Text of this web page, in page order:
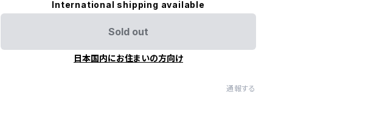
International shipping available
Sold out
日本国内にお住まいの方向け
通報する